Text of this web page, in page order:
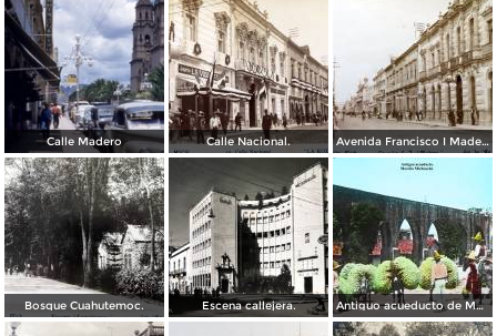
Calle Madero Calle Nacional. Avenida Francisco I Madero.
Bosque Cuahutemoc. Escena callejera. Antiguo acueducto de Morelia Michoacán.